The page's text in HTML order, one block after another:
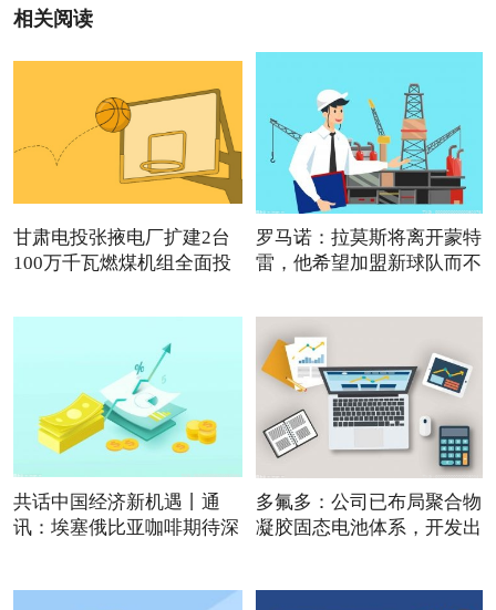
相关阅读
甘肃电投张掖电厂扩建2台
100万千瓦燃煤机组全面投
罗马诺：拉莫斯将离开蒙特
雷，他希望加盟新球队而不
共话中国经济新机遇丨通
讯：埃塞俄比亚咖啡期待深
多氟多：公司已布局聚合物
凝胶固态电池体系，开发出